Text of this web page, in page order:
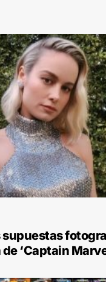
supuestas
‘Captain